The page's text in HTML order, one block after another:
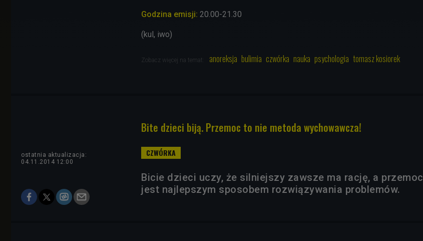
Godzina emisji: 20.00-21.30
(kul, iwo)
Zobacz więcej na temat: anoreksja bulimia czwórka nauka psychologia tomasz kosiorek
Bite dzieci biją. Przemoc to nie metoda wychowawcza!
ostatnia aktualizacja:
04.11.2014 12:00
Bicie dzieci uczy, że silniejszy zawsze ma rację, a przemoc
jest najlepszym sposobem rozwiązywania problemów.